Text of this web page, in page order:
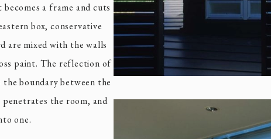
a frame and cuts
box, conservative
are mixed with the walls
paint. The reflection of
boundary between the
the room, and
one.